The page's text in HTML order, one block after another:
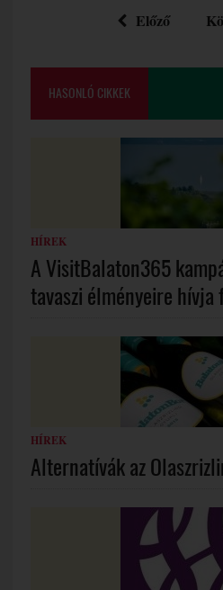
Előző
HASONLÓ CIKKEK
HÍREK
A VisitBalaton365
tavaszi élményeire
HÍREK
Alternatívák az